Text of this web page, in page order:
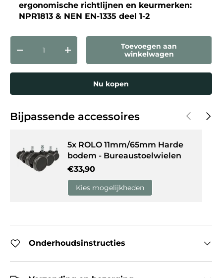
ergonomische richtlijnen en keurmerken:
NPR1813 & NEN EN-1335 deel 1-2
Aantal
Verlaag de hoeveelheidVerhoog de hoeveelheid
Toevoegen aan
winkelwagen
Nu kopen
Bijpassende accessoires Vorige
5x ROLO 11mm/65mm Harde
bodem - Bureaustoelwielen
Reguliere prijs
€33,90
Kies mogelijkheden
Onderhoudsinstructies